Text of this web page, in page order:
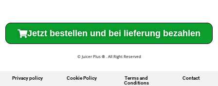
Jetzt bestellen und bei lieferung bezahlen
© Juicer Plus®. All Right Reserved
Privacy policy Cookie Policy
Terms and
Conditions
Contact